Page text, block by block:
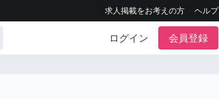
求人掲載をお考えの方 ヘルプ
ログイン 会員登録